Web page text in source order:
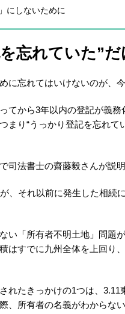
にしないために
忘れていた”だ
に忘れてはいけないのが、
てから3年以内の登記が義
まり“うっかり登記を忘れて
司法書士の齋藤毅さんが説明
、それ以前に発生した相続
い「所有者不明土地」問題
はすでに九州全体を上回り
れたきっかけの1つは、
、所有者の名義がわからな